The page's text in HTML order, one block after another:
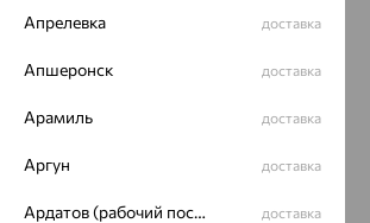
ул. Зегеля, 27/2
8 (800) 250-02-30
Апрелевка доставка
Апшеронск доставка
Арамиль доставка
Аргун доставка
Ардатов (рабочий поселок) доставка